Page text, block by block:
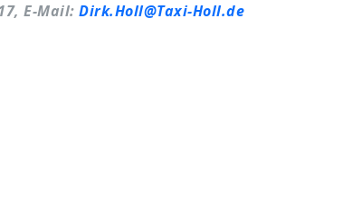
E-Mail: Dirk.Holl@Taxi-Holl.de